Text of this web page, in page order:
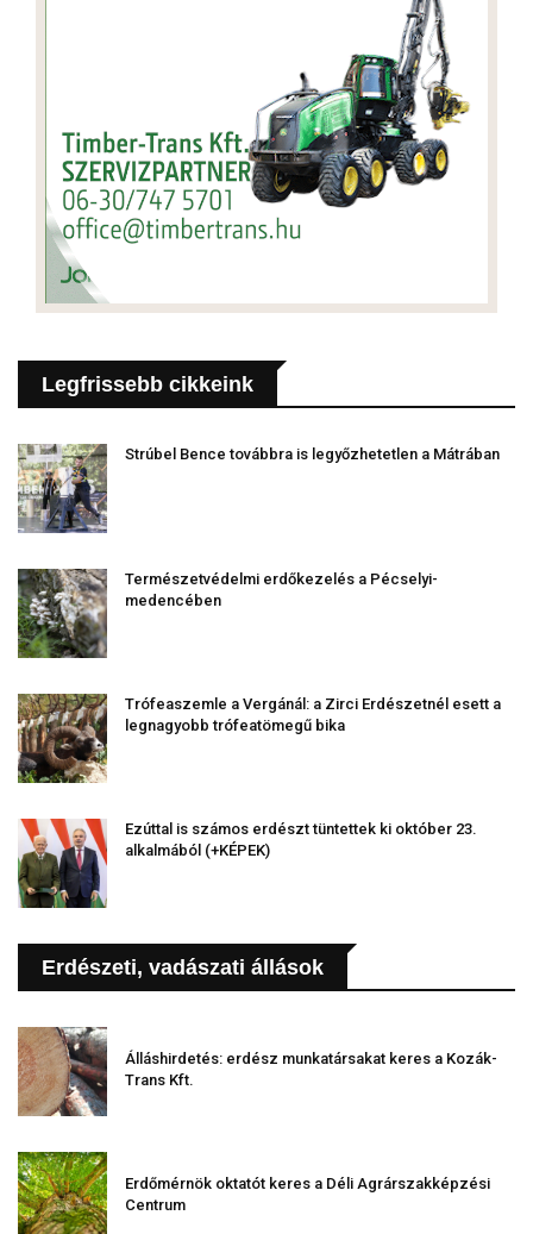
Legfrissebb cikkeink
Strúbel Bence továbbra is legyőzhetetlen a Mátrában
Természetvédelmi erdőkezelés a Pécselyi-
medencében
Trófeaszemle a Vergánál: a Zirci Erdészetnél esett a
legnagyobb trófeatömegű bika
Ezúttal is számos erdészt tüntettek ki október 23.
alkalmából (+KÉPEK)
Erdészeti, vadászati állások
Álláshirdetés: erdész munkatársakat keres a Kozák-
Trans Kft.
Erdőmérnök oktatót keres a Déli Agrárszakképzési
Centrum